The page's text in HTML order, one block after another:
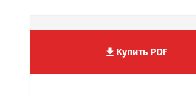
Купить PDF